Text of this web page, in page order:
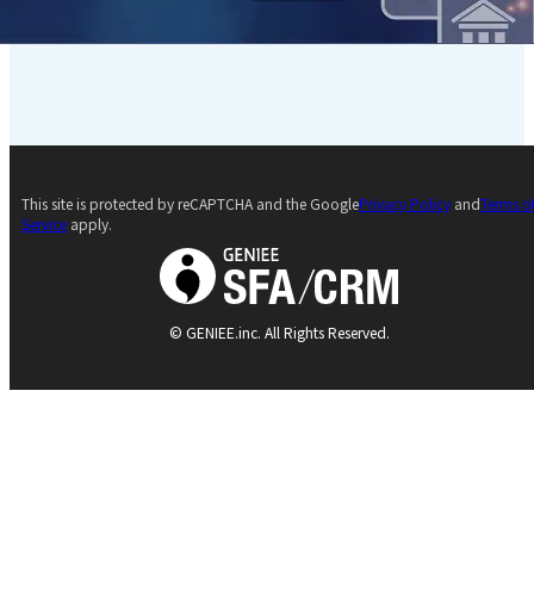
© GENIEE.inc. All Rights Reserved.
This site is protected by reCAPTCHA and the GooglePrivacy Policy andTerms
Service apply.